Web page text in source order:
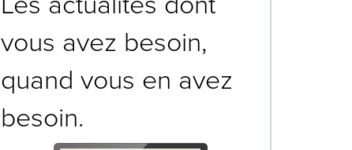
vous avez besoin,
quand vous en avez
besoin.